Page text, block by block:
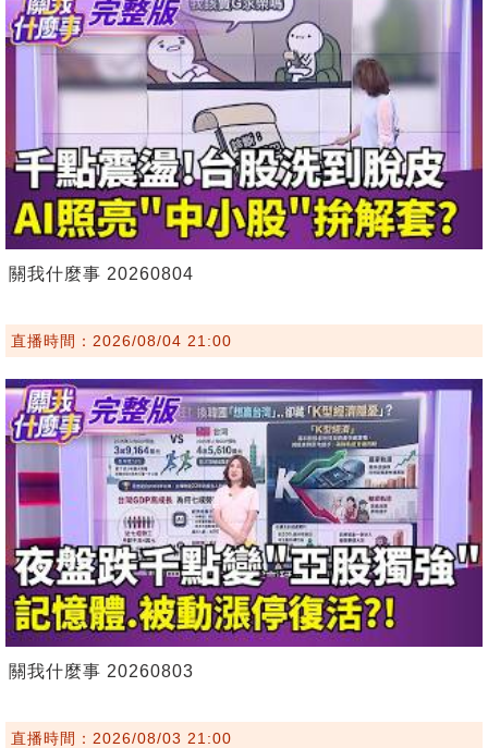
關我什麼事 20260804
直播時間：2026/08/04 21:00
關我什麼事 20260803
直播時間：2026/08/03 21:00